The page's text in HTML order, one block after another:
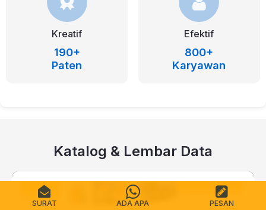
Kreatif
190+
Paten
Efektif
800+
Karyawan
Katalog & Lembar Data
SURAT ADA APA PESAN